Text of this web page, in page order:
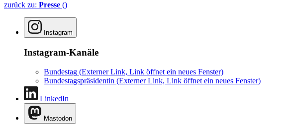
zurück zu: Presse ()
Instagram
Instagram-Kanäle
Bundestag (Externer Link, Link öffnet ein neues Fenster)
Bundestagspräsidentin (Externer Link, Link öffnet ein neues Fenster)
LinkedIn
Mastodon